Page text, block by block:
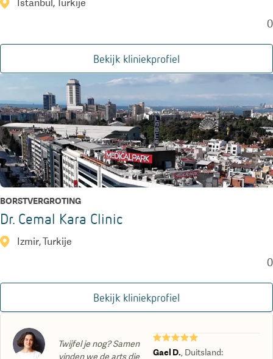
Istanbul, Turkije
0
Bekijk kliniekprofiel
BORSTVERGROTING
Dr. Cemal Kara Clinic
Izmir, Turkije
0
Bekijk kliniekprofiel
Twijfel je nog? Samen
vinden we de arts die
★★★★★
Gael D. Duitsland: